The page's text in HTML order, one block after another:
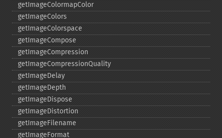
getImageColormapColor
getImageColors
getImageColorspace
getImageCompose
getImageCompression
getImageCompressionQuality
getImageDelay
getImageDepth
getImageDispose
getImageDistortion
getImageFilename
getImageFormat